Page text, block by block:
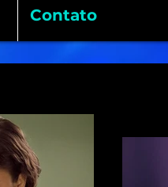
Contato